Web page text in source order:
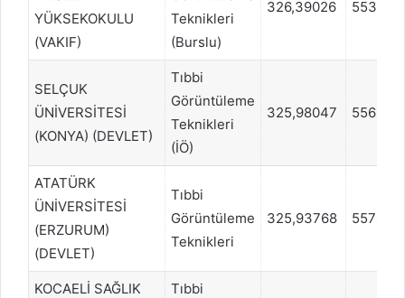
YÜKSEKOKULU
(VAKIF)
Teknikleri
(Burslu)
326,39026 553246
SELÇUK
ÜNİVERSİTESİ
(KONYA) (DEVLET)
Tıbbi
Görüntüleme
Teknikleri
(İÖ)
325,98047 556247
ATATÜRK
ÜNİVERSİTESİ
(ERZURUM)
(DEVLET)
Tıbbi
Görüntüleme
Teknikleri
325,93768 557080
KOCAELİ SAĞLIK
Tıbbi